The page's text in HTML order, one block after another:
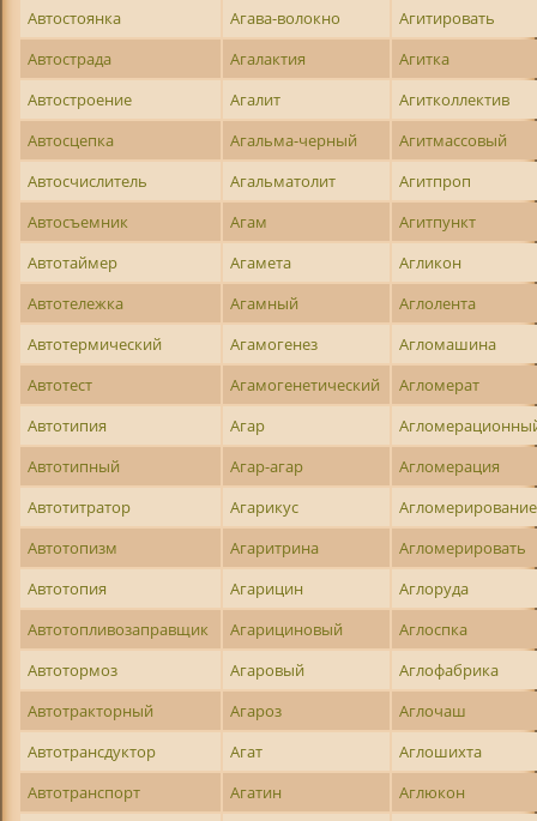
Автостоянка
Агава-волокно
Агитировать
Автострада
Агалактия
Агитка
Автостроение
Агалит
Агитколлектив
Автосцепка
Агальма-черный
Агитмассовый
Автосчислитель
Агальматолит
Агитпроп
Автосъемник
Агам
Агитпункт
Автотаймер
Агамета
Агликон
Автотележка
Агамный
Аглолента
Автотермический
Агамогенез
Агломашина
Автотест
Агамогенетический
Агломерат
Автотипия
Агар
Автотипный
Агар-агар
Агломерация
Автотитратор
Агарикус
Агломерирование
Автотопизм
Агаритрина
Агломерировать
Автотопия
Агарицин
Аглоруда
Автотопливозаправщик
Агарициновый
Аглоспка
Автотормоз
Агаровый
Аглофабрика
Автотракторный
Агароз
Аглочаш
Автотрансдуктор
Агат
Аглошихта
Автотранспорт
Агатин
Аглюкон